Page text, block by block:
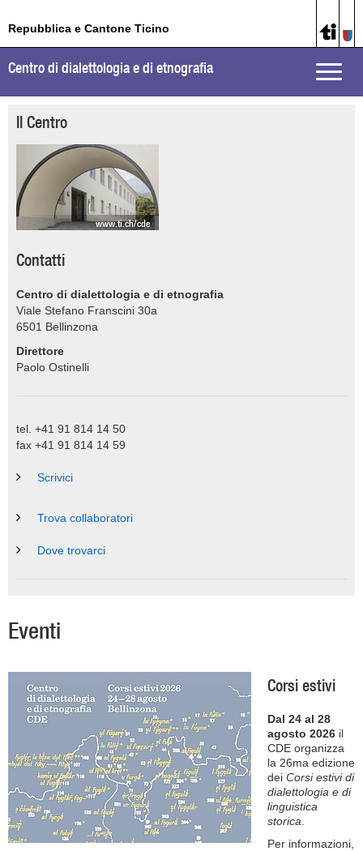
Repubblica e Cantone Ticino
Toggle
Centro di dialettologia e di etnografia
Il Centro
www.ti.ch/cde
Contatti
Centro di dialettologia e di etnografia
Viale Stefano Franscini 30a
6501 Bellinzona
Direttore
Paolo Ostinelli
tel. +41 91 814 14 50
fax +41 91 814 14 59
Scrivici
Trova collaboratori
Dove trovarci
Eventi
Corsi estivi
Dal 24 al 28
agosto 2026 il
CDE organizza
la 26ma edizione
dei Corsi estivi di
dialettologia e di
linguistica
storica
Per informazioni,